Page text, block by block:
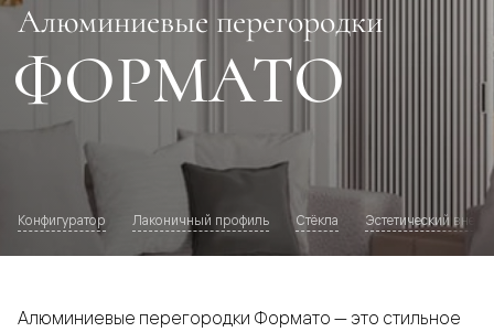
Алюминиевые перегородки
ФОРМАТО
Конфигуратор Лаконичный профиль Стёкла Эстетический
Алюминиевые перегородки Формато — это стильное